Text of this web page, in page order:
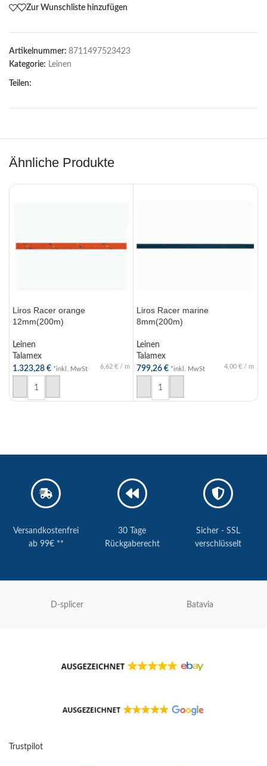
Zur Wunschliste hinzufügen
Artikelnummer: 8711497523423
Kategorie: Leinen
Teilen:
Ähnliche Produkte
Liros Racer orange
12mm(200m)
Leinen
Talamex
1.323,28 € *inkl. MwSt 6,62 € / m
IN DEN WARENKORB
Liros Racer marine
8mm(200m)
Leinen
Talamex
799,26 € *inkl. MwSt 4,00 € / m
IN DEN WARENKORB
Versandkostenfrei
ab 99€ **
30 Tage
Rückgaberecht
Sicher - SSL
verschlüsselt
D-splicer Batavia
Trustpilot